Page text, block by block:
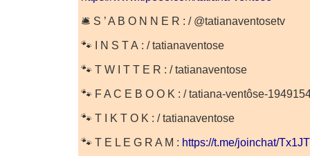
🛎 S ’ A B O N N E R : / @tatianaventosetv
🐾 I N S T A : / tatianaventose
🐾 T W I T T E R : / tatianaventose
🐾 F A C E B O O K : / tatiana-ventôse-
🐾 T I K T O K : / tatianaventose
🐾 T E L E G R A M : https://t.me/joinchat/